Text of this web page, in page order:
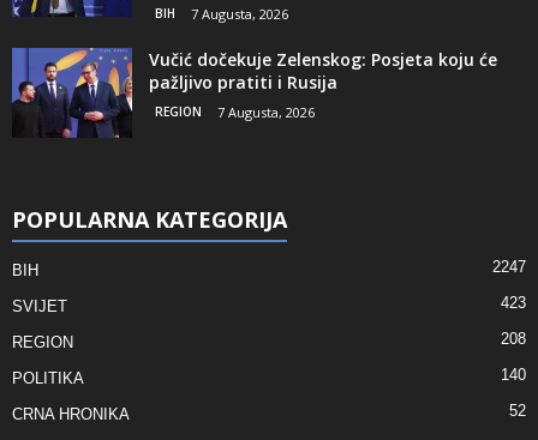
BIH 7 Augusta, 2026
Vučić dočekuje Zelenskog: Posjeta koju će
pažljivo pratiti i Rusija
REGION 7 Augusta, 2026
POPULARNA KATEGORIJA
BIH 2247
SVIJET 423
REGION 208
POLITIKA 140
CRNA HRONIKA
52